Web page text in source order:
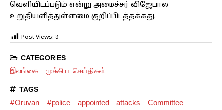
வெளியிடப்படும் என்று அமைச்சர் விஜேபால
உறுதியளித்துள்ளமை குறிப்பிடத்தக்கது.
Post Views: 8
CATEGORIES
இலங்கை முக்கிய செய்திகள்
TAGS
#Oruvan #police appointed attacks
Committee